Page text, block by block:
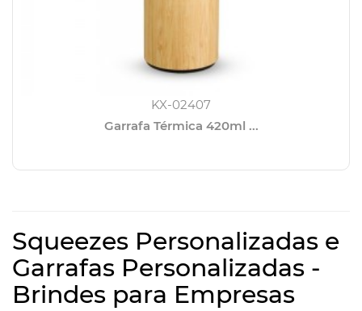
KX-02407
Garrafa Térmica 420ml ...
Squeezes Personalizadas e
Garrafas Personalizadas -
Brindes para Empresas